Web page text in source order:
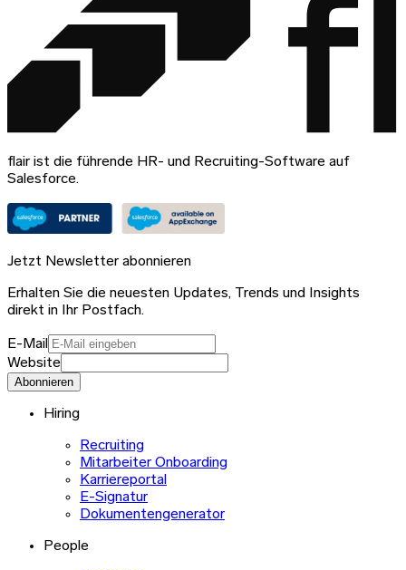
flair ist die führende HR- und Recruiting-Software auf
Salesforce.
Jetzt Newsletter abonnieren
Erhalten Sie die neuesten Updates, Trends und Insights
direkt in Ihr Postfach.
E-Mail
Website
Abonnieren
Hiring
Recruiting
Mitarbeiter Onboarding
Karriereportal
E-Signatur
Dokumentengenerator
People